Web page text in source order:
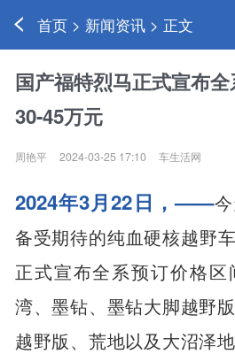
首页 > 新闻资讯 > 正文
国产福特烈马正式宣布
30-45万元
周艳平 2024-03-25 17:10 车生活网
2024年3月22日，——
备受期待的纯血硬核越野
正式宣布全系预订价格
湾、墨钻、墨钻大脚越野
越野版、荒地以及大沼泽